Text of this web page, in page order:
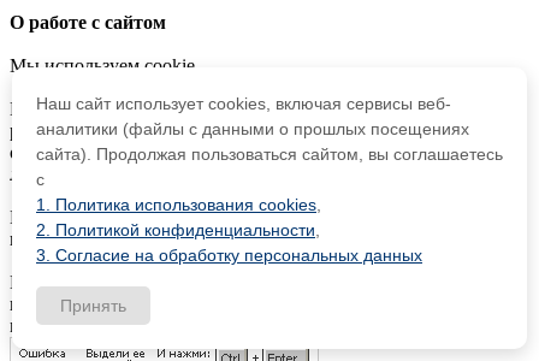
О работе с сайтом
Мы используем cookie.
Публикуя материалы на сайте (комментарии, статьи,
разработки и др.), пользователи берут на себя всю
ответственность за содержание материалов и разрешение
любых спорных вопросов с третьми лицами.
При этом редакция сайта готова оказывать всяческую
поддержку как в публикации, так и других вопросах.
Если вы обнаружили, что на нашем сайте незаконно
используются материалы,
материалы будут удалены.
Наш сайт использует cookies, включая сервисы веб-
аналитики (файлы с данными о прошлых посещениях
сайта). Продолжая пользоваться сайтом, вы соглашаетесь
с
1. Политика использования cookies
2. Политикой конфиденциальности
3. Согласие на обработку персональных данных
Принять